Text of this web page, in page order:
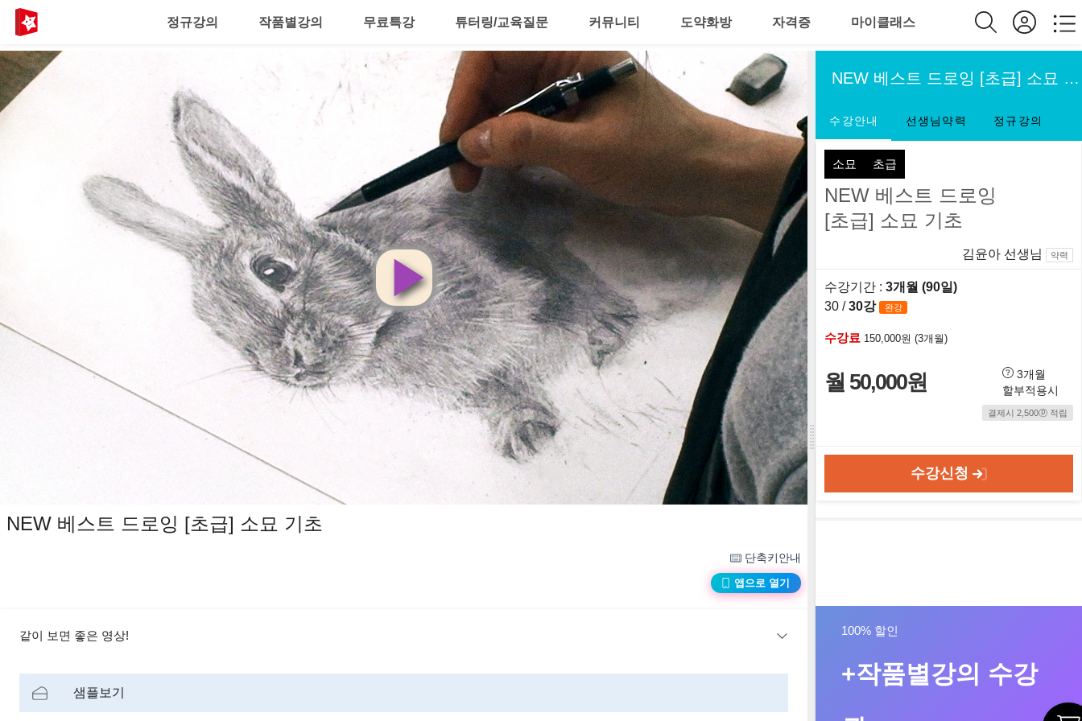
정규강의 작품별강의 무료특강 튜터링/교육질문 커뮤니티 도약화방 자격증 마이클래스
영
상
재
생
NEW 베스트 드로잉 [초급] 소묘 기초
단축키안내
앱으로 열기
같이 보면 좋은 영상!
샘플보기
NEW 베스트 드로잉 [초급] 소묘 기초
수강안내 선생님약력 정규강의
소묘 초급
NEW 베스트 드로잉
[초급] 소묘 기초
김윤아 선생님 약력
수강기간 : 3개월 (90일)
30 /30강 완강
수강료 150,000원 (3개월)
월 50,000원
3개월
할부적용시
결제시 2,500ⓟ 적립
수강신청
100% 할인
+작품별강의 수강